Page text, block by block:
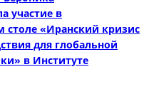
участие в
«Иранский кризис
для глобальной
в Институте